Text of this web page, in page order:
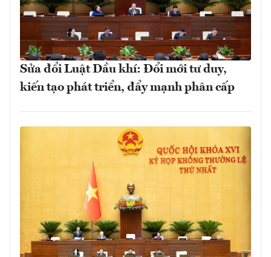
Sửa đổi Luật Dầu khí: Đổi mới tư duy,
kiến tạo phát triển, đẩy mạnh phân cấp